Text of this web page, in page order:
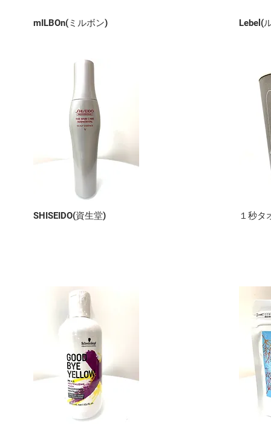
mILBOn(ミルボン)
SHISEIDO(資生堂)
Lebel(
１秒タ